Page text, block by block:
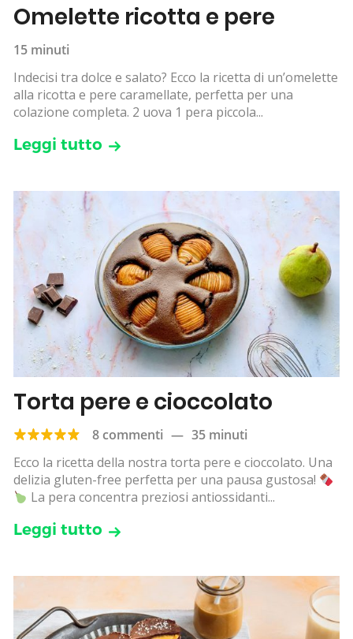
Omelette ricotta e pere
15 minuti
Indecisi tra dolce e salato? Ecco la ricetta di un’omelette
alla ricotta e pere caramellate, perfetta per una
colazione completa. 2 uova 1 pera piccola...
Leggi tutto
Torta pere e cioccolato
8 commenti — 35 minuti
Ecco la ricetta della nostra torta pere e cioccolato. Una
delizia gluten-free perfetta per una pausa gustosa!
La pera concentra preziosi antiossidanti...
Leggi tutto